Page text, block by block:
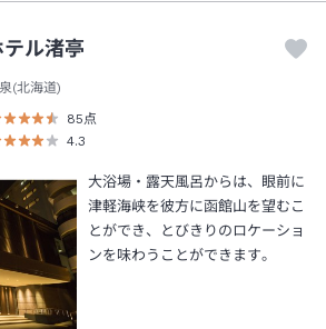
ル渚亭
(北海道)
85点
4.3
大浴場・露天風呂からは、眼前に
津軽海峡を彼方に函館山を望むこ
とができ、とびきりのロケーショ
ンを味わうことができます。